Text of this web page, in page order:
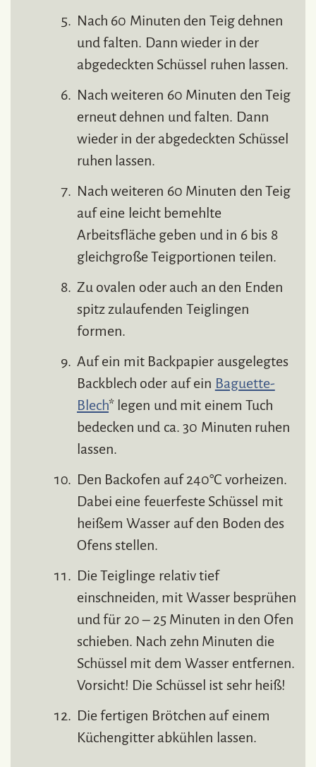
Nach 60 Minuten den Teig dehnen
und falten. Dann wieder in der
abgedeckten Schüssel ruhen lassen.
Nach weiteren 60 Minuten den Teig
erneut dehnen und falten. Dann
wieder in der abgedeckten Schüssel
ruhen lassen.
Nach weiteren 60 Minuten den Teig
auf eine leicht bemehlte
Arbeitsfläche geben und in 6 bis 8
gleichgroße Teigportionen teilen.
Zu ovalen oder auch an den Enden
spitz zulaufenden Teiglingen
formen.
Auf ein mit Backpapier ausgelegtes
Backblech oder auf ein Baguette-
Blech* legen und mit einem Tuch
bedecken und ca. 30 Minuten ruhen
lassen.
Den Backofen auf 240°C vorheizen.
Dabei eine feuerfeste Schüssel mit
heißem Wasser auf den Boden des
Ofens stellen.
Die Teiglinge relativ tief
einschneiden, mit Wasser besprühen
und für 20 – 25 Minuten in den Ofen
schieben. Nach zehn Minuten die
Schüssel mit dem Wasser entfernen.
Vorsicht! Die Schüssel ist sehr heiß!
Die fertigen Brötchen auf einem
Küchengitter abkühlen lassen.